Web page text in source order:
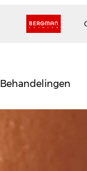
Behandelingen